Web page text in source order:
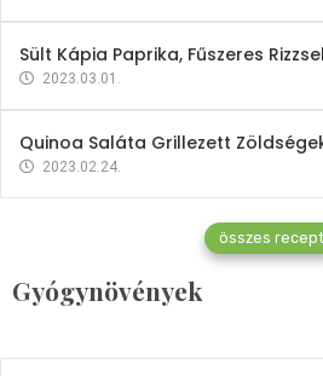
Sült Kápia Paprika, Fűszeres
2023.03.01.
Quinoa Saláta Grillezett
2023.02.24.
összes recept
Gyógynövények
Gyógynövények
Mindent a petrezselyemről
2023.12.21.